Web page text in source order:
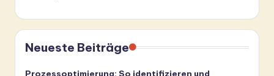
Neueste Beiträge
Prozessoptimierung: So identifizieren und